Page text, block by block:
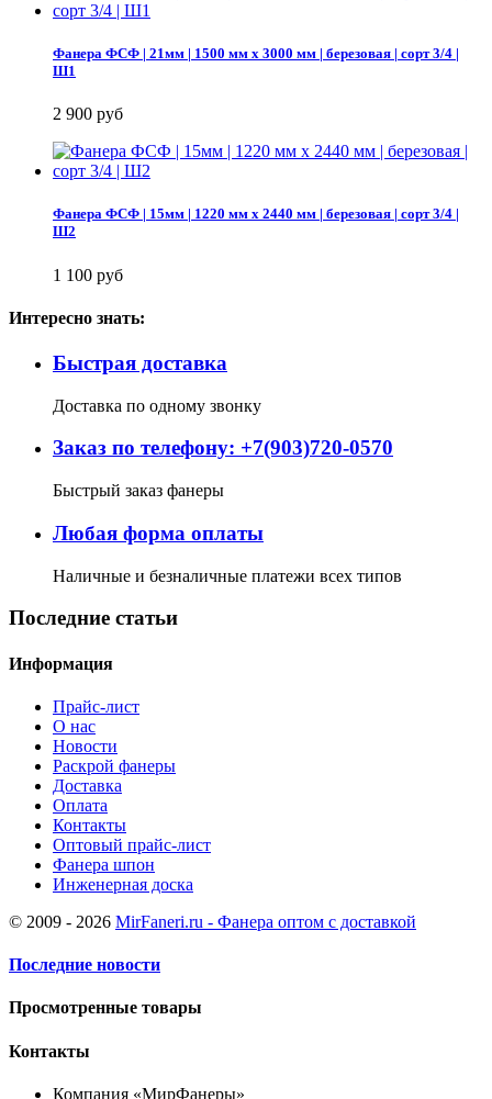
Фанера ФСФ | 21мм | 1500 мм х 3000 мм | березовая | сорт 3/4 |
Ш1
2 900 руб
Фанера ФСФ | 15мм | 1220 мм х 2440 мм | березовая | сорт 3/4 |
Ш2
1 100 руб
Интересно знать:
Быстрая доставка
Доставка по одному звонку
Заказ по телефону: +7(903)720-0570
Быстрый заказ фанеры
Любая форма оплаты
Наличные и безналичные платежи всех типов
Последние статьи
Информация
Прайс-лист
О нас
Новости
Раскрой фанеры
Доставка
Оплата
Контакты
Оптовый прайс-лист
Фанера шпон
Инженерная доска
© 2009 - 2026 MirFaneri.ru - Фанера оптом с доставкой
Последние новости
Просмотренные товары
Контакты
Компания «МирФанеры»